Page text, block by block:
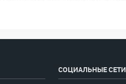
СОЦИАЛЬНЫЕ СЕТИ